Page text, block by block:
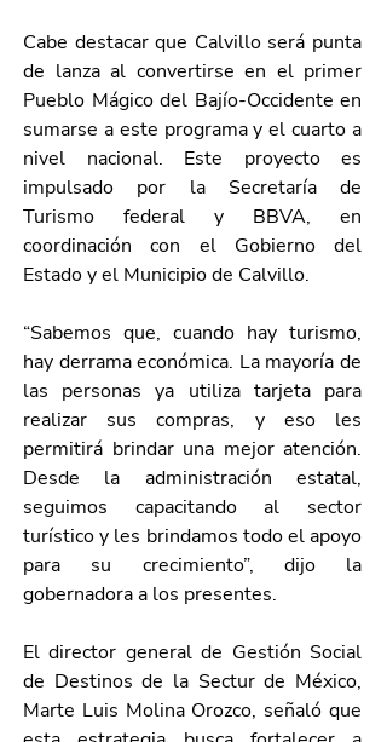
Cabe destacar que Calvillo será punta
de lanza al convertirse en el primer
Pueblo Mágico del Bajío-Occidente en
sumarse a este programa y el cuarto a
nivel nacional. Este proyecto es
impulsado por la Secretaría de
Turismo federal y BBVA, en
coordinación con el Gobierno del
Estado y el Municipio de Calvillo.
“Sabemos que, cuando hay turismo,
hay derrama económica. La mayoría de
las personas ya utiliza tarjeta para
realizar sus compras, y eso les
permitirá brindar una mejor atención.
Desde la administración estatal,
seguimos capacitando al sector
turístico y les brindamos todo el apoyo
para su crecimiento”, dijo la
gobernadora a los presentes.
El director general de Gestión Social
de Destinos de la Sectur de México,
Marte Luis Molina Orozco, señaló que